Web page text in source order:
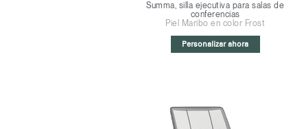
Summa, silla ejecutiva para salas de
conferencias
Piel Maribo en color Frost
Personalizar ahora